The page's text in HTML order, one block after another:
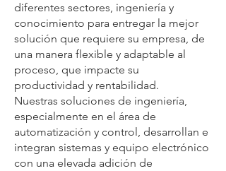
diferentes sectores, ingeniería y
conocimiento para entregar la mejor
solución que requiere su empresa, de
una manera flexible y adaptable al
proceso, que impacte su
productividad y rentabilidad.
Nuestras soluciones de ingeniería,
especialmente en el área de
automatización y control, desarrollan e
integran sistemas y equipo electrónico
con una elevada adición de